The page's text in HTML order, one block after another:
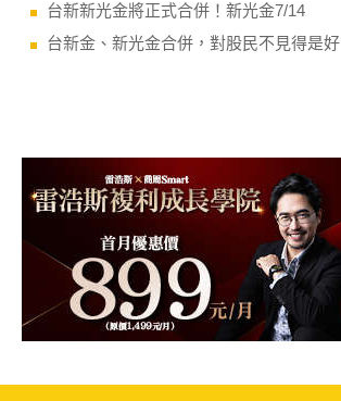
台新新光金將正式合併！新光金7/14
台新金、新光金合併，對股民不見得是好